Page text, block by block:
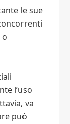
le sue
l’uso
va
può